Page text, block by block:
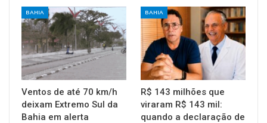
BAHIA
Ventos de até 70 km/h
deixam Extremo Sul da
Bahia em alerta
BAHIA
R$ 143 milhões que
viraram R$ 143 mil:
quando a declaração de